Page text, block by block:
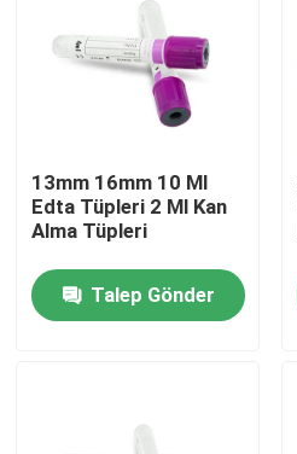
Ana sayfa
13mm 16mm 10 Ml
Edta Tüpleri 2 Ml Kan
Alma Tüpleri
Talep Gönder